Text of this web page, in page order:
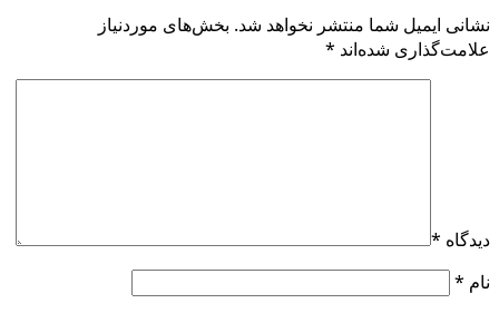
نشانی ایمیل شما منتشر نخواهد شد. بخش‌های موردنیاز
علامت‌گذاری شده‌اند *
دیدگاه *
نام *